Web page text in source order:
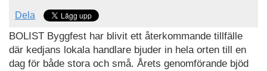
Dela
BOLIST Byggfest har blivit ett återkommande tillfälle
där kedjans lokala handlare bjuder in hela orten till en
dag för både stora och små. Årets genomförande bjöd